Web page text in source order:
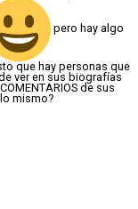
pero hay algo
que hay personas que
ver en sus biografías
de sus
mismo?